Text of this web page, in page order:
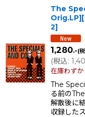
The
2]
1,280.-(
(税込:
在庫わずか
The
る前の
解散後に
収録した